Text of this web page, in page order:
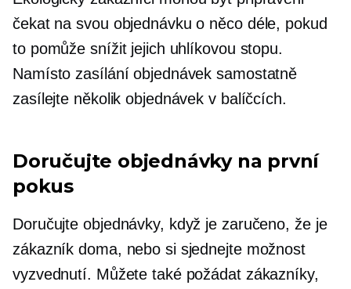
čekat na svou objednávku o něco déle, pokud
to pomůže snížit jejich uhlíkovou stopu.
Namísto zasílání objednávek samostatně
zasílejte několik objednávek v balíčcích.
Doručujte objednávky na první
pokus
Doručujte objednávky, když je zaručeno, že je
zákazník doma, nebo si sjednejte možnost
vyzvednutí. Můžete také požádat zákazníky,